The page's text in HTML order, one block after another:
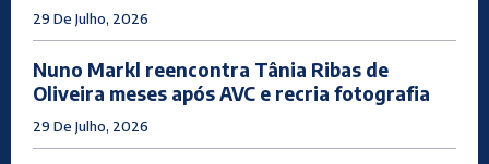
29 De Julho, 2026
Nuno Markl reencontra Tânia Ribas de
Oliveira meses após AVC e recria fotografia
29 De Julho, 2026